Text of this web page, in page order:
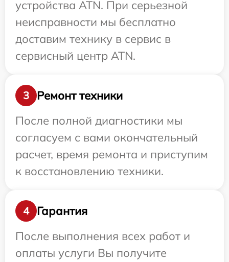
устройства ATN. При серьезной
неисправности мы бесплатно
доставим технику в сервис в
сервисный центр ATN.
3
Ремонт техники
После полной диагностики мы
согласуем с вами окончательный
расчет, время ремонта и приступим
к восстановлению техники.
4
Гарантия
После выполнения всех работ и
оплаты услуги Вы получите